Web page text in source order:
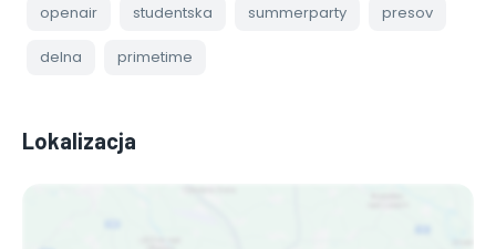
openair studentska summerparty presov
delna primetime
Lokalizacja